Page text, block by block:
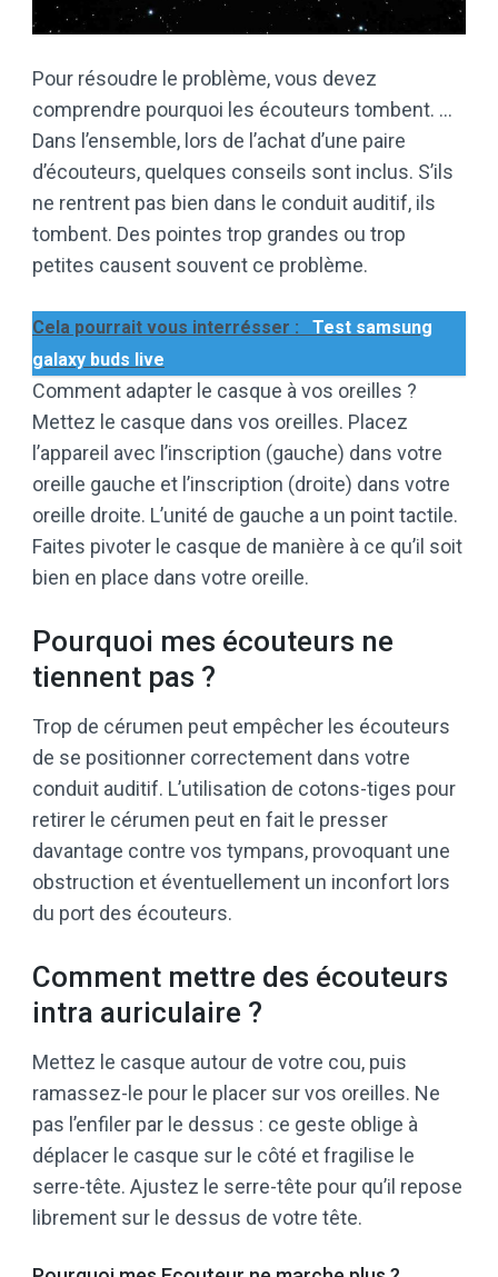
Pour résoudre le problème, vous devez
comprendre pourquoi les écouteurs tombent. …
Dans l’ensemble, lors de l’achat d’une paire
d’écouteurs, quelques conseils sont inclus. S’ils
ne rentrent pas bien dans le conduit auditif, ils
tombent. Des pointes trop grandes ou trop
petites causent souvent ce problème.
Cela pourrait vous interrésser :
Test samsung
galaxy buds live
Comment adapter le casque à vos oreilles ?
Mettez le casque dans vos oreilles. Placez
l’appareil avec l’inscription (gauche) dans votre
oreille gauche et l’inscription (droite) dans votre
oreille droite. L’unité de gauche a un point tactile.
Faites pivoter le casque de manière à ce qu’il soit
bien en place dans votre oreille.
Pourquoi mes écouteurs ne
tiennent pas ?
Trop de cérumen peut empêcher les écouteurs
de se positionner correctement dans votre
conduit auditif. L’utilisation de cotons-tiges pour
retirer le cérumen peut en fait le presser
davantage contre vos tympans, provoquant une
obstruction et éventuellement un inconfort lors
du port des écouteurs.
Comment mettre des écouteurs
intra auriculaire ?
Mettez le casque autour de votre cou, puis
ramassez-le pour le placer sur vos oreilles. Ne
pas l’enfiler par le dessus : ce geste oblige à
déplacer le casque sur le côté et fragilise le
serre-tête. Ajustez le serre-tête pour qu’il repose
librement sur le dessus de votre tête.